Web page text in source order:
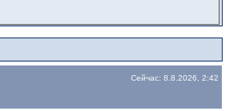
Сейчас: 8.8.2026, 2:42